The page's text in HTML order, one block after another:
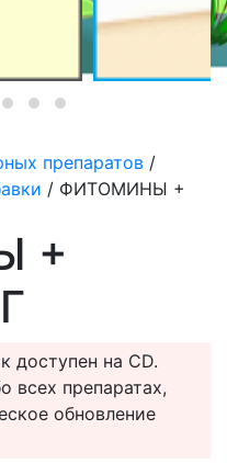
препаратов /
/ ФИТОМИНЫ +
+
доступен на CD.
всех препаратах,
обновление